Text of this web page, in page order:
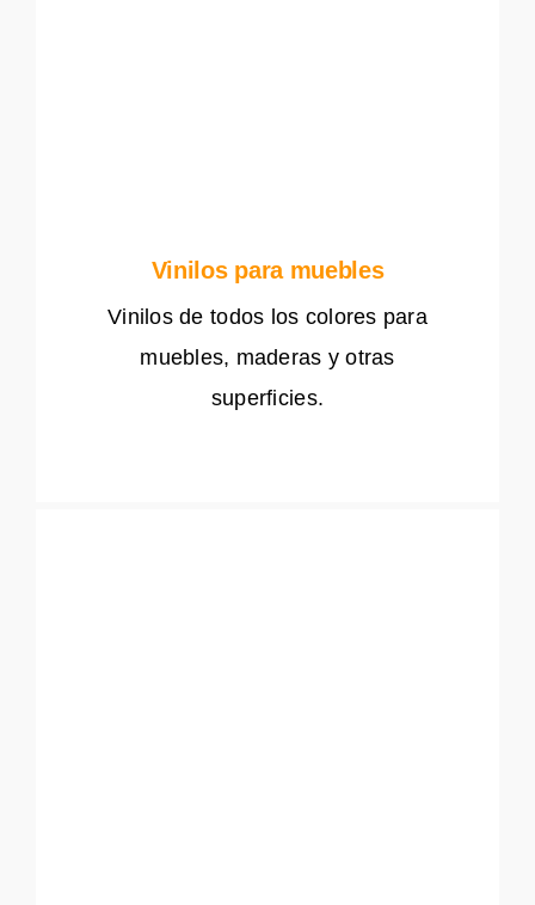
Vinilos para muebles
Vinilos de todos los colores para
muebles, maderas y otras
superficies.